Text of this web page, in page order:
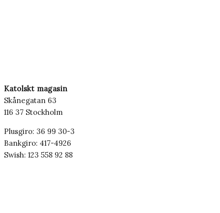
Katolskt magasin
Skånegatan 63
116 37 Stockholm
Plusgiro: 36 99 30-3
Bankgiro: 417-4926
Swish: 123 558 92 88